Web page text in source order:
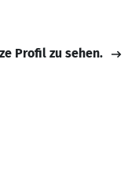
Profil zu sehen.